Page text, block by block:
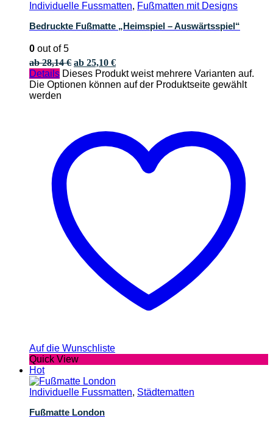
Individuelle Fussmatten, Fußmatten mit Designs
Bedruckte Fußmatte „Heimspiel – Auswärtsspiel“
0 out of 5
ab28,14€ ab 25,10 €
Details Dieses Produkt weist mehrere Varianten auf.
Die Optionen können auf der Produktseite gewählt
werden
Auf die Wunschliste
Quick View
Hot
Individuelle Fussmatten, Städtematten
Fußmatte London